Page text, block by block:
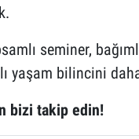
seminer,
yaşam bilincini
bizi takip edin!